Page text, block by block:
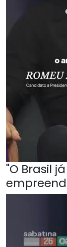
"O Brasil